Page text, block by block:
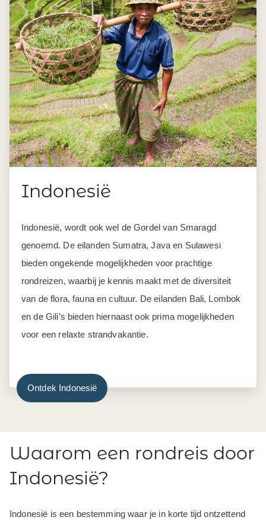
Indonesië
Indonesië, wordt ook wel de Gordel van Smaragd
genoemd. De eilanden Sumatra, Java en Sulawesi
bieden ongekende mogelijkheden voor prachtige
rondreizen, waarbij je kennis maakt met de diversiteit
van de flora, fauna en cultuur. De eilanden Bali, Lombok
en de Gili’s bieden hiernaast ook prima mogelijkheden
voor een relaxte strandvakantie.
Ontdek Indonesië
Waarom een rondreis door
Indonesië?
Indonesië is een bestemming waar je in korte tijd ontzettend